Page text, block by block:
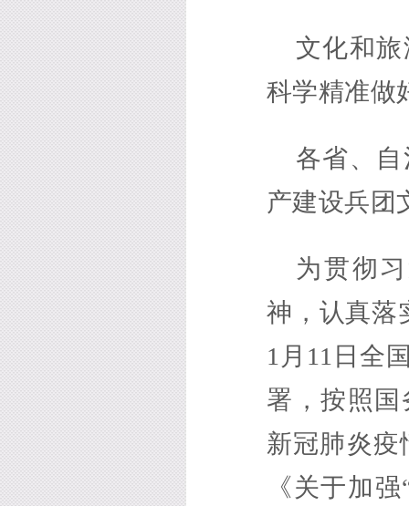
文化和
科学精准做
各省、
产建设兵团
为贯彻
神，认真落
1月11日全
署，按照
新冠肺炎
《关于加